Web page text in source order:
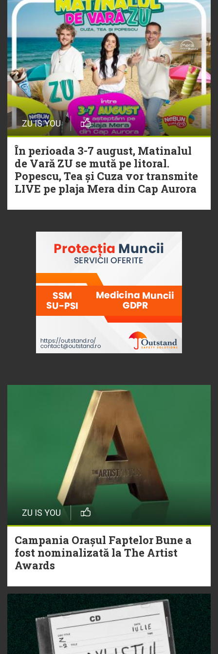
ZU IS YOU
În perioada 3-7 august, Matinalul
de Vară ZU se mută pe litoral.
Popescu, Tea și Cuza vor transmite
LIVE pe plaja Mera din Cap Aurora
ZU IS YOU
Campania Orașul Faptelor Bune a
fost nominalizată la The Artist
Awards